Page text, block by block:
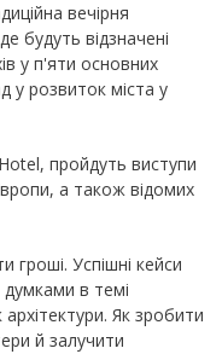
вечірня
будуть відзначені
у п'яти основних
у розвиток міста у
пройдуть виступи
а також відомих
гроші. Успішні кейси
в темі
архітектури. Як зробити
й залучити